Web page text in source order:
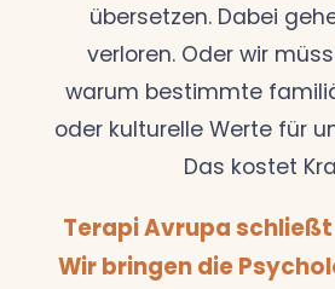
übersetzen. Dabei
verloren. Oder wir
warum bestimmte
oder kulturelle Werte für
Das kostet
Terapi Avrupa schließt
Wir bringen die